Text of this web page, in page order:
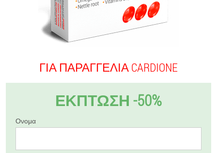
ΓΙΑ ΠΑΡΑΓΓΕΛΊΑ CARDIONE
ΕΚΠΤΩΣΗ -50%
Ονομα